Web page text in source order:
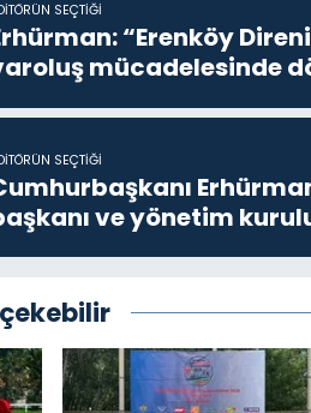
SEÇTIĞI
“Erenköy
mücadelesinde
SEÇTIĞI
ve yönetim